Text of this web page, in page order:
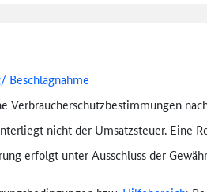
Beschlagnahme
Verbraucher­schutz­bestimmungen
nicht der Umsatzsteuer. Eine
erfolgt unter Ausschluss der